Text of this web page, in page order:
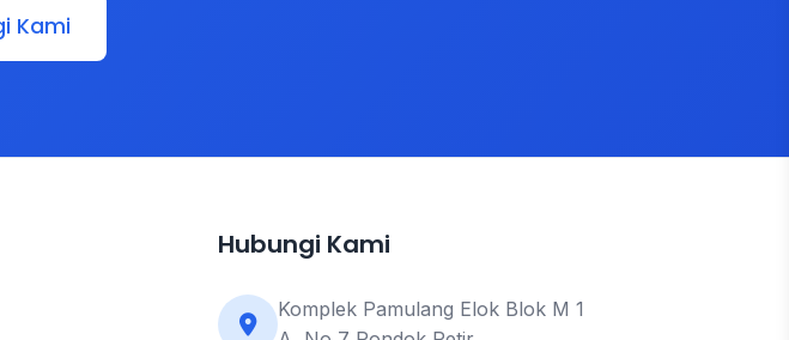
Kami
Hubungi Kami
Komplek Pamulang Elok Blok M 1